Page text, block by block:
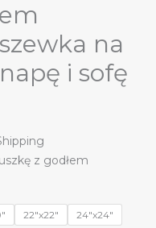
na
i sofę
z godłem
22"x22"
24"x24"